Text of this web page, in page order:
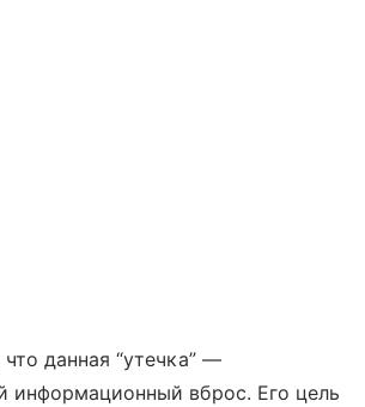
данная “утечка” —
информационный вброс. Его цель